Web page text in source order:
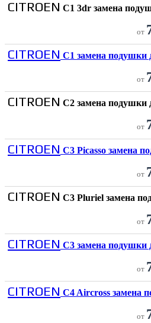
CITROEN C1 3dr замена
от
CITROEN C1 замена подушки
от
CITROEN C2 замена подушки
от
CITROEN C3 Picasso замена
от
CITROEN C3 Pluriel замена
от
CITROEN C3 замена подушки
от
CITROEN C4 Aircross замена
от